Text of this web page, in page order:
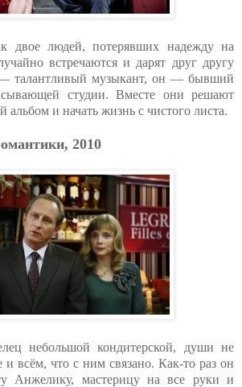
двое людей, потерявших надежду на
встречаются и дарят друг другу
талантливый музыкант, он — бывший
студии. Вместе они решают
альбом и начать жизнь с чистого листа.
2010
небольшой кондитерской, души не
всём, что с ним связано. Как-то раз он
Анжелику, мастерицу на все руки и